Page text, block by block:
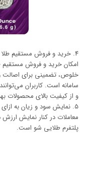
4. خرید و فروش مستقیم طلا
خلوص، تضمینی برای اصالت
سامانه است. کاربران
و از کیفیت بالای محصولات
5. نمایش سود و زیان به
معاملات در کنار نمایش
پلتفرم طلایی شو است.